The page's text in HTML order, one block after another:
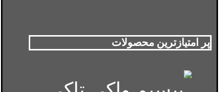
پر امتیازترین محصولات